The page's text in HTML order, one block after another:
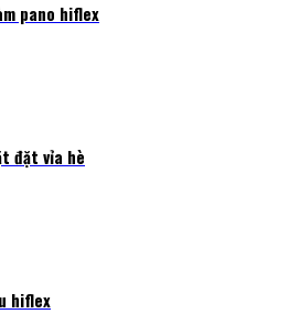
pano hiflex
đặt vỉa hè
hiflex